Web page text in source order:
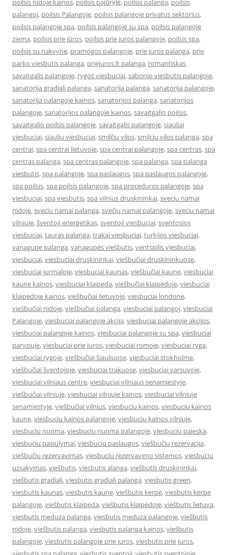
poilsis nidoje kainos, poilsis pajūryje, poilsis palanga, poilsis
palangoj, poilsis Palangoje, poilsis palangoje privatus sektorius,
poilsis palangoje spa, poilsis palangoje su spa, poilsis palangoje
ziema, poilsis prie jūros, poilsis prie juros palangoje, poilsis spa,
poilsis su nakvyne, pramogos palangoje, prie juros palanga, prie
parko viesbutis palanga, priejuros.lt palanga, romantiskas
savaitgalis palangoje, rygos viesbuciai,sabonio viesbutis palangoje,
sanatorija gradiali palanga,sanatorija palanga,sanatorija palangoje,
sanatorija palangoje kainos,sanatorijos palanga,sanatorijos
palangoje,sanatorijos palangoje kainos,savaitgalio poilsis,
savaitgalio poilsis palangoje,savaitgalis palangoje,siauliai
viesbuciai,siauliu viesbuciai,smilčių vilos,smilciu vilos palanga,spa
centrai,spa centrai lietuvoje,spa centrai palangoje,spa centras,spa
centras palanga,spa centras palangoje,spa palanga,spa palanga
viesbutis,spa palangoje,spa paslaugos,spa paslaugos palangoje,
spa poilsis,spa poilsis palangoje,spa proceduros palangoje,spa
viesbuciai,spa viesbutis,spa vilnius druskininkai,sveciu namai
nidoje,sveciu namai palanga,svečių namai palangoje,sveciu namai
vilniuje,šventoji energetikas,sventoji viesbuciai,sventosios
viesbuciai,tauras palanga,trakai viesbuciai,turkijos viesbuciai,
vanagupe palanga,vanagupės viešbutis,ventspilis viesbuciai,
viesbuciai,viesbuciai druskininkai,viešbučiai druskininkuose,
viesbuciai jurmaloje,viesbuciai kaunas,viešbučiai kaune,viesbuciai
kaune kainos,viesbuciai klaipeda,viešbučiai klaipėdoje,viesbuciai
klaipedoje kainos,viešbučiai lietuvoje,viesbuciai londone,
viešbučiai nidoje,viešbučiai palanga,viesbuciai palangoj,viesbuciai
Palangoje,viesbuciai palangoje akcija,viesbuciai palangoje akcijos,
viesbuciai palangoje kainos,viesbuciai palangoje su spa,viesbuciai
paryziuje,viesbuciai prie juros,viesbuciai romoje,viesbuciai ryga,
viesbuciai rygoje,viešbučiai šiauliuose,viesbuciai stokholme,
viešbučiai šventojoje,viesbuciai trakuose,viesbuciai varsuvoje,
viesbuciai vilniaus centre,viesbuciai vilniaus senamiestyje,
viešbučiai vilniuje,viesbuciai vilniuje kainos,viesbuciai vilniuje
senamiestyje,viešbučiai vilnius,viesbuciu kainos,viesbuciu kainos
kaune,viesbuciu kainos palangoje,viesbuciu kainos vilniuje,
viesbuciu nuoma,viesbuciu nuoma palangoje,viesbuciu paieska,
viesbuciu pasiulymai,viesbuciu paslaugos,viešbučių rezervacija,
viešbučių rezervavimas,viesbuciu rezervavimo sistemos,viesbuciu
uzsakymas,viešbutis,viesbutis alanga,viešbutis druskininkai,
viešbutis gradiali,viesbutis gradiali palanga,viesbutis green,
viesbutis kaunas,viesbutis kaune,viešbutis kerpė,viesbutis kerpe
palangoje,viešbutis klaipėda,viešbutis klaipėdoje,viešbutis lietuva,
viesbutis meduza palanga,viesbutis meduza palangoje,viešbutis
nidoje,viešbutis palanga,viesbutis palanga kainos,viešbutis
palangoje,viesbutis palangoje prie juros,viesbutis prie juros,